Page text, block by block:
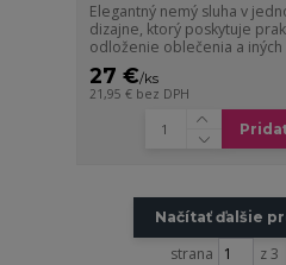
Elegantný nemý sluha v
dizajne, ktorý poskytuje
odloženie oblečenia a
27 €/ks
21,95 € bez DPH
Načítať ďalšie
strana z 3